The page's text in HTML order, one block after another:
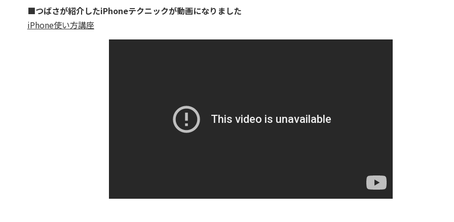
■つばさが紹介したiPhoneテクニックが動画になりました
iPhone使い方講座